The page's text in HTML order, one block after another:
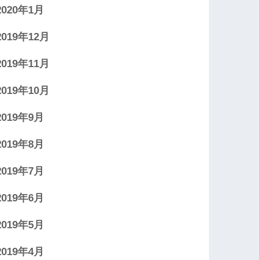
年1月
年12月
年11月
年10月
年9月
年8月
年7月
年6月
年5月
年4月